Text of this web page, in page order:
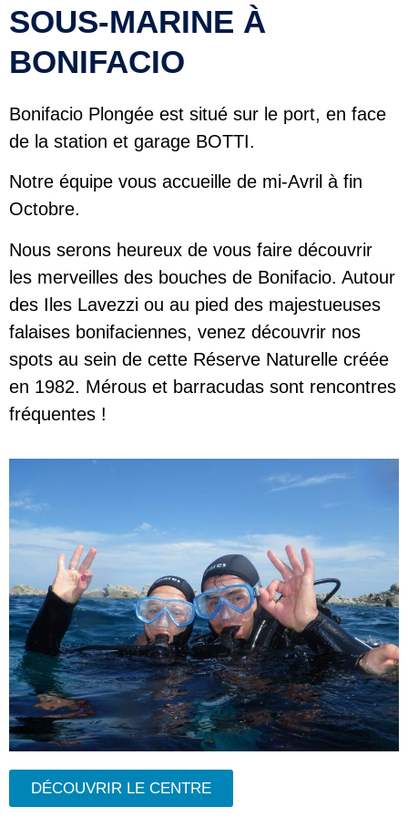
SOUS-MARINE À
BONIFACIO
Bonifacio Plongée est situé sur le port, en face
de la station et garage BOTTI.
Notre équipe vous accueille de mi-Avril à fin
Octobre.
Nous serons heureux de vous faire découvrir
les merveilles des bouches de Bonifacio. Autour
des Iles Lavezzi ou au pied des majestueuses
falaises bonifaciennes, venez découvrir nos
spots au sein de cette Réserve Naturelle créée
en 1982. Mérous et barracudas sont rencontres
fréquentes !
DÉCOUVRIR LE CENTRE